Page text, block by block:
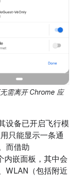
需离开 Chrome 应
设备已开启飞行模
只能显示一条通
而借助
内嵌面板，其中会
WLAN（包括附近